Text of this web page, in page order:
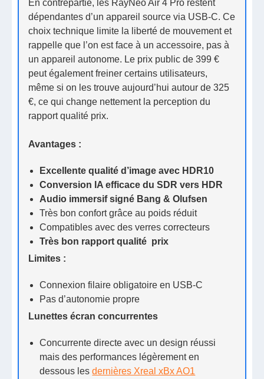
En contrepartie, les RayNeo Air 4 Pro restent
dépendantes d’un appareil source via USB-C. Ce
choix technique limite la liberté de mouvement et
rappelle que l’on est face à un accessoire, pas à
un appareil autonome. Le prix public de 399 €
peut également freiner certains utilisateurs,
même si on les trouve aujourd’hui autour de 325
€, ce qui change nettement la perception du
rapport qualité prix.
Avantages :
Excellente qualité d’image avec HDR10
Conversion IA efficace du SDR vers HDR
Audio immersif signé Bang & Olufsen
Très bon confort grâce au poids réduit
Compatibles avec des verres correcteurs
Très bon rapport qualité prix
Limites :
Connexion filaire obligatoire en USB-C
Pas d’autonomie propre
Lunettes écran concurrentes
Concurrente directe avec un design réussi
mais des performances légèrement en
dessous lesdernières Xreal xBx AO1